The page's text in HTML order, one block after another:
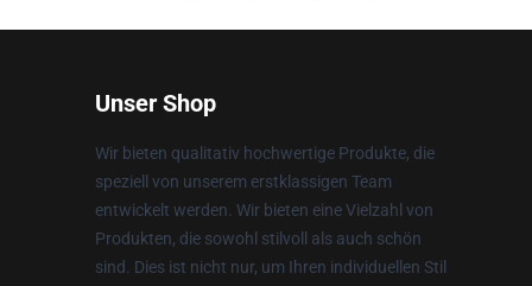
Unser Shop
Wir bieten qualitativ hochwertige Produkte, die
speziell von unserem erstklassigen Team
entwickelt werden. Wir bieten eine Vielzahl von
Produkten, die sowohl stilvoll als auch schön
sind. Dies ist nicht nur, um Ihren individuellen Stil